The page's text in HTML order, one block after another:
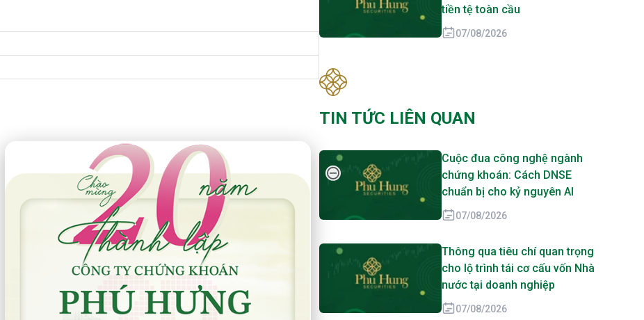
tiền tệ toàn cầu
07/08/2026
TIN TỨC LIÊN QUAN
Cuộc đua công nghệ ngành
chứng khoán: Cách DNSE
chuẩn bị cho kỷ nguyên AI
07/08/2026
Thông qua tiêu chí quan trọng
cho lộ trình tái cơ cấu vốn Nhà
nước tại doanh nghiệp
07/08/2026
20 Năm Thành Lập - Công Ty Chứng Khoán Phú Hưng